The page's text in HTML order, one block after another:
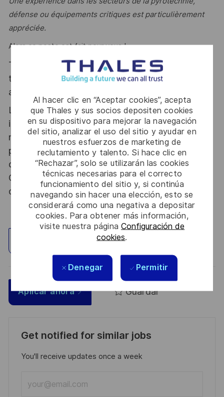
Al hacer clic en “Aceptar cookies”, acepta
que Thales y sus socios depositen cookies
en su dispositivo para mejorar la navegación
del sitio, analizar el uso del sitio y ayudar en
nuestros esfuerzos de marketing de
reclutamiento y talento. Si hace clic en
“Rechazar”, solo se utilizarán las cookies
técnicas necesarias para el correcto
funcionamiento del sitio y, si continúa
navegando sin hacer una elección, esto se
considerará como una negativa a depositar
cookies. Para obtener más información,
visite nuestra páginaConfiguración de
cookies.
Denegar Permitir
défense ou équipements critiques est particulièrement
appréciée.
Alors ce poste est fait pour vous !
Thales, entreprise Handi-Engagée, reconnait
tous les talents. La diversité est notre meilleur
atout. Postulez et rejoignez nous !
Le poste pouvant nécessiter d'accéder à des
informations relevant du secret de la défense
nationale, la personne retenue fera l'objet d'une
procédure d’habilitation, conformément aux
dispositions des articles R.2311-1 et suivants du
Code de la défense et de l’IGI 1300 SGDSN/PSE
du 09 août 2021.
Explorar ubicación
Aplicar ahora Guardar
Get notified for similar jobs
You'll receive updates once a week
Email